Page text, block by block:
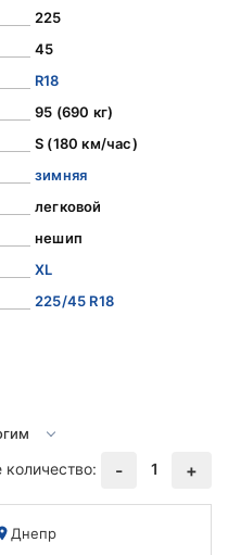
225
45
R18
95 (690 кг)
S (180 км/час)
зимняя
легковой
нешип
XL
225/45 R18
- 1 +
Днепр